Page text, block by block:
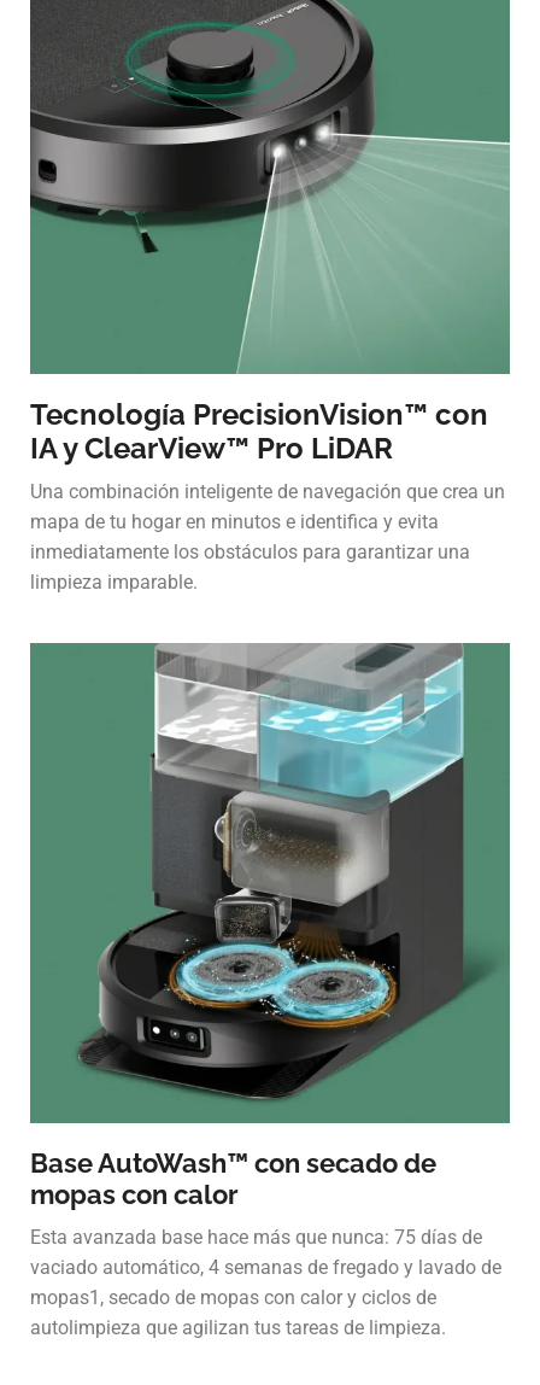
Tecnología PrecisionVision™ con
IA y ClearView™ Pro LiDAR
Una combinación inteligente de navegación que crea un
mapa de tu hogar en minutos e identifica y evita
inmediatamente los obstáculos para garantizar una
limpieza imparable.
Base AutoWash™ con secado de
mopas con calor
Esta avanzada base hace más que nunca: 75 días de
vaciado automático, 4 semanas de fregado y lavado de
mopas1, secado de mopas con calor y ciclos de
autolimpieza que agilizan tus tareas de limpieza.